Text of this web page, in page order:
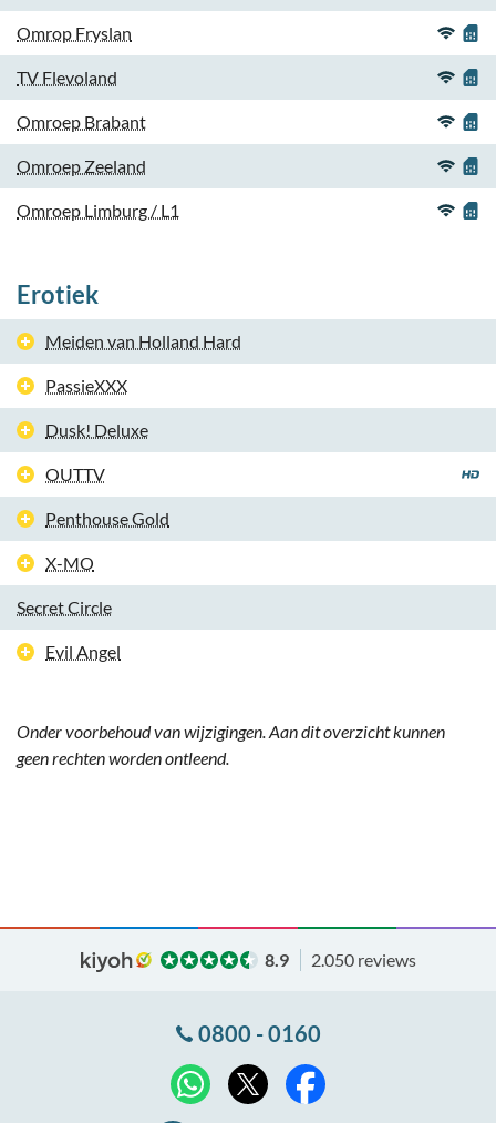
Omrop Fryslan
TV Flevoland
Omroep Brabant
Omroep Zeeland
Omroep Limburg / L1
Erotiek
Meiden van Holland Hard
PassieXXX
Dusk! Deluxe
OUTTV
Penthouse Gold
X-MO
Secret Circle
Evil Angel
Onder voorbehoud van wijzigingen. Aan dit overzicht kunnen
geen rechten worden ontleend.
8.9 2.050 reviews
0800 - 0160
WhatsApp